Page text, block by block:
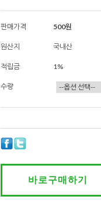
판매가격 500원
원산지 국내산
적립금 1%
수량
바로구매하기